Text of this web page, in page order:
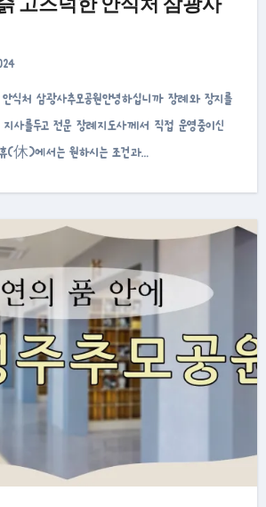
사를두고 전문 장례지도사께서 직접 운영중이신
(休)에서는 원하시는 조건과…